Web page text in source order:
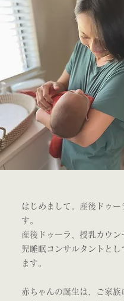
はじめまして。産後ドゥー
す。​​
産後ドゥーラ、授乳カウン
児睡眠コンサルタントとし
ます。
赤ちゃんの誕生は、ご家族